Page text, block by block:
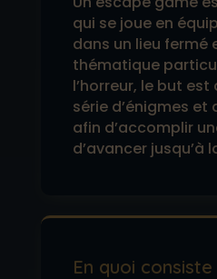
qui se joue en
dans un lieu
thématique
l’horreur, le but
série d’énigmes
afin d’accomplir
d’avancer jusqu’à
En quoi